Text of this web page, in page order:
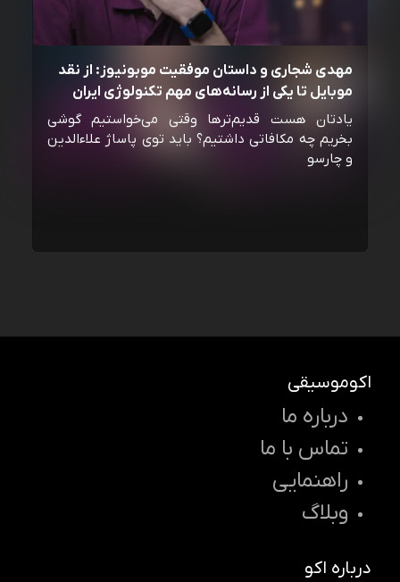
مهدی شجاری و داستان موفقیت موبونیوز: از نقد
موبایل تا یکی از رسانه‌‌های مهم تکنولوژی ایران
یادتان هست قدیم‌ترها وقتی می‌خواستیم گوشی
بخریم چه مکافاتی داشتیم؟ باید توی پاساژ علاءالدین
و چارسو
اکوموسیقی
درباره ما
تماس با ما
راهنمایی
وبلاگ
درباره اکو